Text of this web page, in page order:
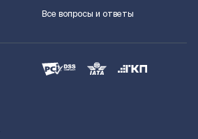
Все вопросы и ответы